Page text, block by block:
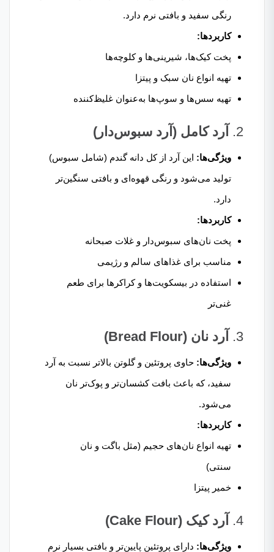
رنگی سفید و بافتی نرم دارد.
کاربردها:
پخت کیک‌ها، شیرینی‌ها و کلوچه‌ها
تهیه انواع نان سبک و پیتزا
تهیه سس‌ها و سوپ‌ها به‌عنوان غلیظ‌کننده
2. آرد کامل (آرد سبوس‌دار)
ویژگی‌ها: این آرد از کل دانه گندم (شامل سبوس)
تولید می‌شود و رنگی قهوه‌ای و بافتی سنگین‌تر
دارد.
کاربردها:
پخت نان‌های سبوس‌دار و غلات صبحانه
مناسب برای غذاهای سالم و رژیمی
استفاده در بیسکویت‌ها و کراکرها برای طعم
غنی‌تر
3. آرد نان (Bread Flour)
ویژگی‌ها: حاوی پروتئین و گلوتن بالاتر نسبت به آرد
سفید، که باعث بافت کشسان‌تر و پوک‌تر نان
می‌شود.
کاربردها:
تهیه انواع نان‌های حجیم (مثل باگت و نان
سنتی)
خمیر پیتزا
4. آرد کیک (Cake Flour)
ویژگی‌ها: دارای پروتئین پایین‌تر و بافتی بسیار نرم